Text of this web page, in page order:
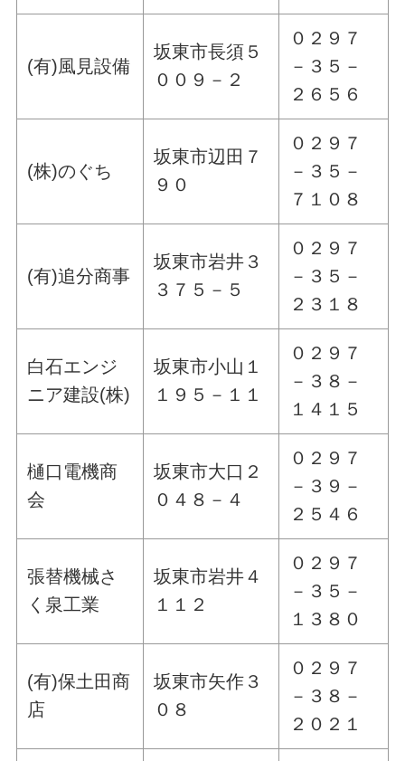
(有)風見設備
坂東市長須５
００９－２
０２９７
－３５－
２６５６
(株)のぐち
坂東市辺田７
９０
０２９７
－３５－
７１０８
(有)追分商事
坂東市岩井３
３７５－５
０２９７
－３５－
２３１８
白石エンジ
ニア建設(株)
坂東市小山１
１９５－１１
０２９７
－３８－
１４１５
樋口電機商
会
坂東市大口２
０４８－４
０２９７
－３９－
２５４６
張替機械さ
く泉工業
坂東市岩井４
１１２
０２９７
－３５－
１３８０
(有)保土田商
店
坂東市矢作３
０８
０２９７
－３８－
２０２１